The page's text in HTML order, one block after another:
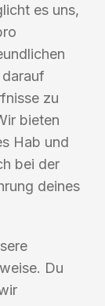
es uns,
zu
bieten
Hab und
bei der
deines
Du